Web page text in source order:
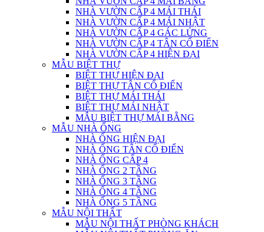
NHÀ VƯỜN CẤP 4 MÁI THÁI
NHÀ VƯỜN CẤP 4 MÁI NHẬT
NHÀ VƯỜN CẤP 4 GÁC LỬNG
NHÀ VƯỜN CẤP 4 TÂN CỔ ĐIỂN
NHÀ VƯỜN CẤP 4 HIỆN ĐẠI
MẪU BIỆT THỰ
BIỆT THỰ HIỆN ĐẠI
BIỆT THỰ TÂN CỔ ĐIỂN
BIỆT THỰ MÁI THÁI
BIỆT THỰ MÁI NHẬT
MẪU BIỆT THỰ MÁI BẰNG
MẪU NHÀ ỐNG
NHÀ ỐNG HIỆN ĐẠI
NHÀ ỐNG TÂN CỔ ĐIỂN
NHÀ ỐNG CẤP 4
NHÀ ỐNG 2 TẦNG
NHÀ ỐNG 3 TẦNG
NHÀ ỐNG 4 TẦNG
NHÀ ỐNG 5 TẦNG
MẪU NỘI THẤT
MẪU NỘI THẤT PHÒNG KHÁCH